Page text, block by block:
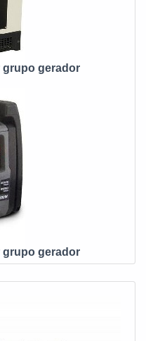
um ótimo lugar para
Energia conta com:
pós-
o lugar para comprar
empresas que não
qualidade e
que mostram o
seus clientes.
DE
na Infra Tech
quando o assunto for
projeto, locação,
preventiva
de energia a diesel. São
como manutenção de
geradores com ótima
através de
grupo gerador
grupo gerador